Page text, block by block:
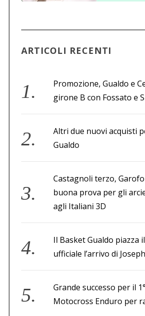
ARTICOLI RECENTI
Promozione, Gualdo e
girone B con Fossato e
Altri due nuovi acquisti
Gualdo
Castagnoli terzo,
buona prova per gli
agli Italiani 3D
Il Basket Gualdo piazza
ufficiale l’arrivo di
Grande successo per il
Motocross Enduro per